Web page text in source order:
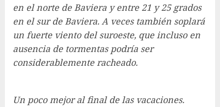
en el norte de Baviera y entre 21 y 25 grados
en el sur de Baviera. A veces también soplará
un fuerte viento del suroeste, que incluso en
ausencia de tormentas podría ser
considerablemente racheado.
Un poco mejor al final de las vacaciones.